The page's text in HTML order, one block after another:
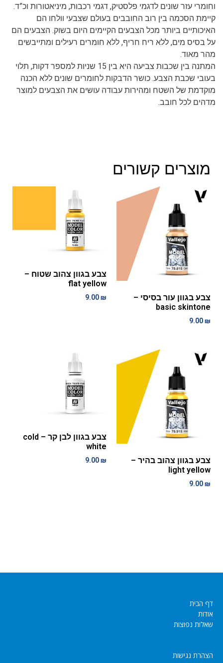
וחומרי עזר שונים לדגמי פלסטיק, דגמי רכבות, מיניאטורות וכ”ד.
קיימת הסכמה בין רוב החובבים בעולם שצבעי וולחו הם
האיכותיים ביותר מכל הצבעים הקיימים היום בשוק. הצבעים הם
על בסיס מים, ללא ריח חריף, ללא חומרים רעילים ומתייבשים
מהר מאוד.
המתנה בין שכבות צביעה היא בין 15 שניות למספר דקות, תלוי
בעובי שכבת הצבע. כושר הדבקות לחומרים שונים ללא הכנה
מוקדמת של השטח ומהירות עבודה עושים את הצבעים למוצר
מדהים לכל חובב.
מוצרים קשורים
צבע בגוון עור בסיסי –
basic skintone
9.00₪
צבע בגוון צהוב שטוח –
flat yellow
9.00₪
צבע בגוון צהוב בהיר –
light yellow
9.00₪
צבע בגוון לבן קר – cold
white
9.00₪
דף הבית
אודות
שאלות נפוצות
הצהרת נגישות